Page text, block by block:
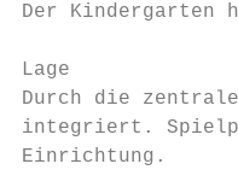
Der Kindergarten
Lage
Durch die
integriert.
Einrichtung.